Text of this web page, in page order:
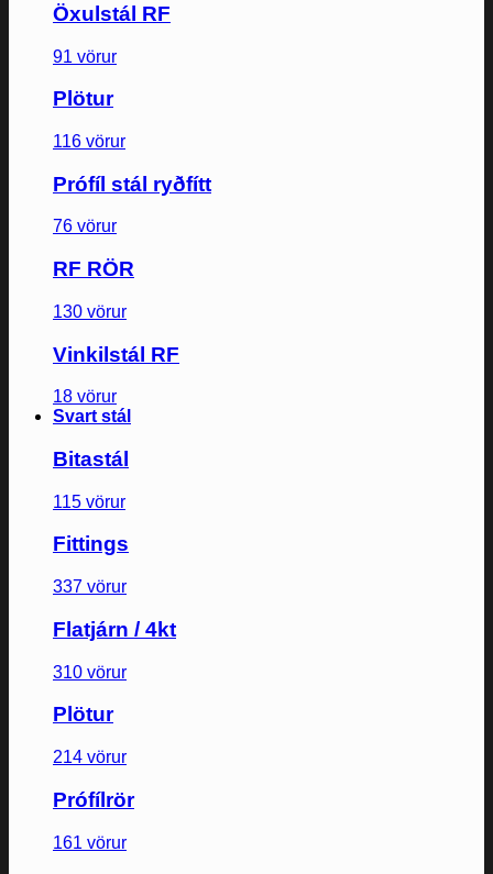
Öxulstál RF
91 vörur
Plötur
116 vörur
Prófíl stál ryðfítt
76 vörur
RF RÖR
130 vörur
Vinkilstál RF
18 vörur
Svart stál
Bitastál
115 vörur
Fittings
337 vörur
Flatjárn / 4kt
310 vörur
Plötur
214 vörur
Prófílrör
161 vörur